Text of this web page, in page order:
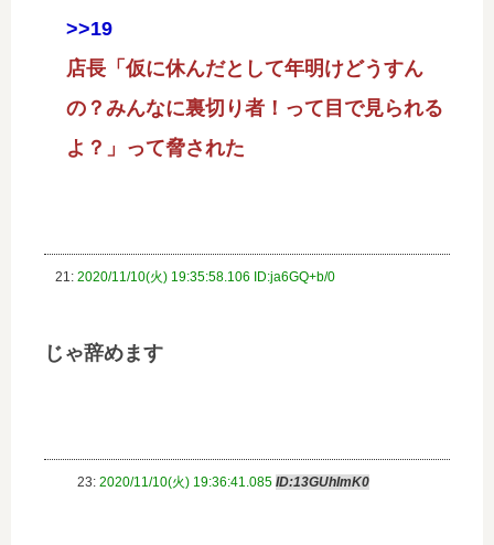
>>19
店長「仮に休んだとして年明けどうすん
の？みんなに裏切り者！って目で見られる
よ？」って脅された
21: 2020/11/10(火) 19:35:58.106 ID:ja6GQ+b/0
じゃ辞めます
23: 2020/11/10(火) 19:36:41.085 ID:13GUhImK0